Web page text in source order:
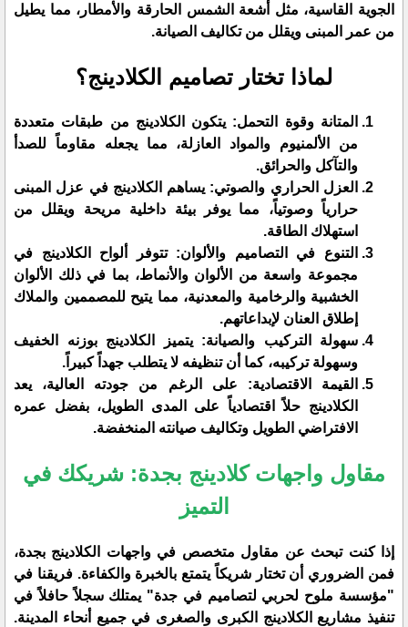
الجوية القاسية، مثل أشعة الشمس الحارقة والأمطار، مما يطيل
من عمر المبنى ويقلل من تكاليف الصيانة.
​لماذا تختار تصاميم الكلادينج؟
​المتانة وقوة التحمل: يتكون الكلادينج من طبقات متعددة
من الألمنيوم والمواد العازلة، مما يجعله مقاوماً للصدأ
والتآكل والحرائق.
العزل الحراري والصوتي: يساهم الكلادينج في عزل المبنى
حرارياً وصوتياً، مما يوفر بيئة داخلية مريحة ويقلل من
استهلاك الطاقة.
​التنوع في التصاميم والألوان: تتوفر ألواح الكلادينج في
مجموعة واسعة من الألوان والأنماط، بما في ذلك الألوان
الخشبية والرخامية والمعدنية، مما يتيح للمصممين والملاك
إطلاق العنان لإبداعاتهم.
​سهولة التركيب والصيانة: يتميز الكلادينج بوزنه الخفيف
وسهولة تركيبه، كما أن تنظيفه لا يتطلب جهداً كبيراً.
​القيمة الاقتصادية: على الرغم من جودته العالية، يعد
الكلادينج حلاً اقتصادياً على المدى الطويل، بفضل عمره
الافتراضي الطويل وتكاليف صيانته المنخفضة.
مقاول واجهات كلادينج بجدة: شريكك في
التميز
​إذا كنت تبحث عن مقاول متخصص في واجهات الكلادينج بجدة،
فمن الضروري أن تختار شريكاً يتمتع بالخبرة والكفاءة. فريقنا في
"مؤسسة ملوح لحربي لتصاميم في جدة" يمتلك سجلاً حافلاً في
تنفيذ مشاريع الكلادينج الكبرى والصغرى في جميع أنحاء المدينة.